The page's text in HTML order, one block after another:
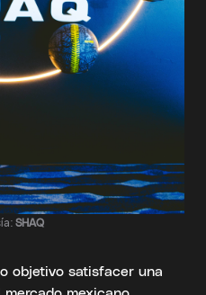
SHAQ
objetivo satisfacer una